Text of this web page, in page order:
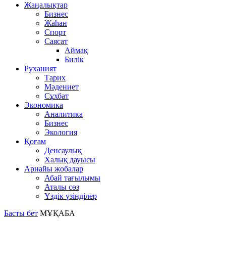
Жаңалықтар
Бизнес
Жаһан
Спорт
Саясат
Аймақ
Билік
Руханият
Тарих
Мәдениет
Сұхбат
Экономика
Аналитика
Бизнес
Экология
Қоғам
Денсаулық
Халық дауысы
Арнайы жобалар
Абай тағылымы
Аталы сөз
Үздік үзінділер
Басты бет МҰҚАБА